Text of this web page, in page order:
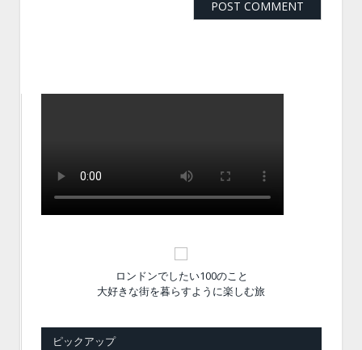
ロンドンでしたい100のこと
大好きな街を暮らすように楽しむ旅
ピックアップ